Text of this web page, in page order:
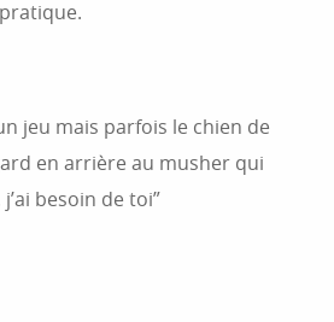
jeu mais parfois le chien de
en arrière au musher qui
besoin de toi”